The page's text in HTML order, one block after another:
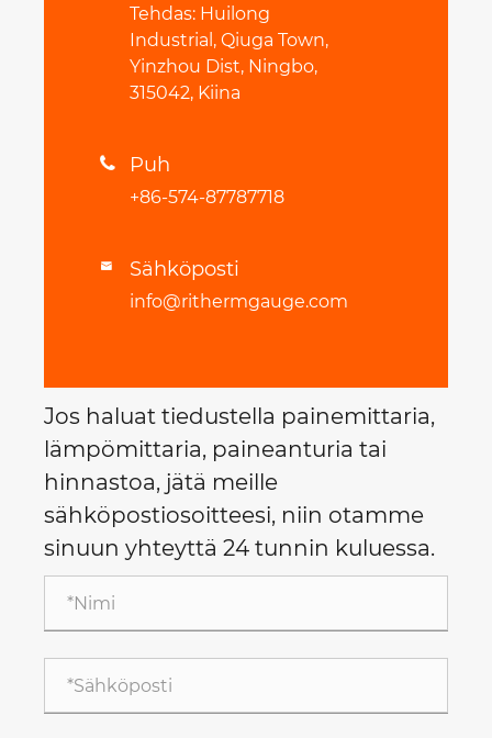
Tehdas: Huilong
Industrial, Qiuga Town,
Yinzhou Dist, Ningbo,
315042, Kiina
 Puh
+86-574-87787718
 Sähköposti
info@rithermgauge.com
Jos haluat tiedustella painemittaria,
lämpömittaria, paineanturia tai
hinnastoa, jätä meille
sähköpostiosoitteesi, niin otamme
sinuun yhteyttä 24 tunnin kuluessa.